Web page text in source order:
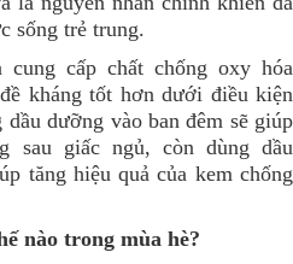
sống trẻ trung.
cấp chất chống oxy hóa
kháng tốt hơn dưới điều kiện
dưỡng vào ban đêm sẽ giúp
sau giấc ngủ, còn dùng dầu
tăng hiệu quả của kem chống
nào trong mùa hè?